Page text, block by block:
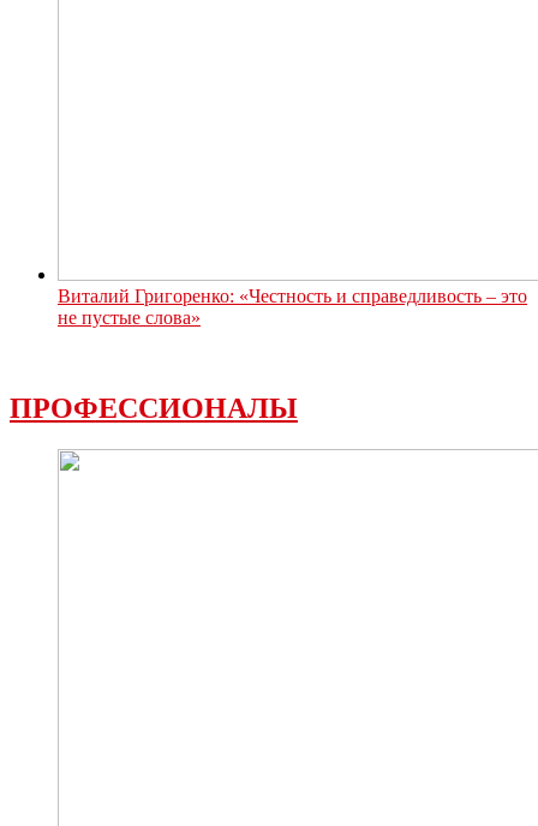
Виталий Григоренко: «Честность и справедливость – это
не пустые слова»
ПРОФЕССИОНАЛЫ